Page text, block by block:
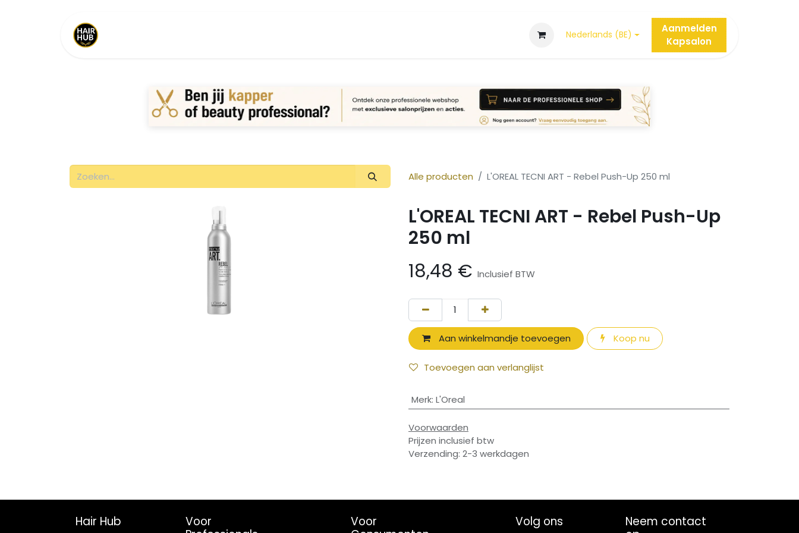
Nederlands (BE)
Aanmelden
Kapsalon
Alle producten L'OREAL TECNI ART - Rebel Push-Up 250 ml
L'OREAL TECNI ART - Rebel Push-Up
250 ml
18,48 € Inclusief BTW
Aan winkelmandje toevoegen Koop nu
Toevoegen aan verlanglijst
Merk: L'Oreal
Voorwaarden
Prijzen inclusief btw
Verzending: 2-3 werkdagen
Hair Hub
Neem contact
Volg ons
Voor
Voor